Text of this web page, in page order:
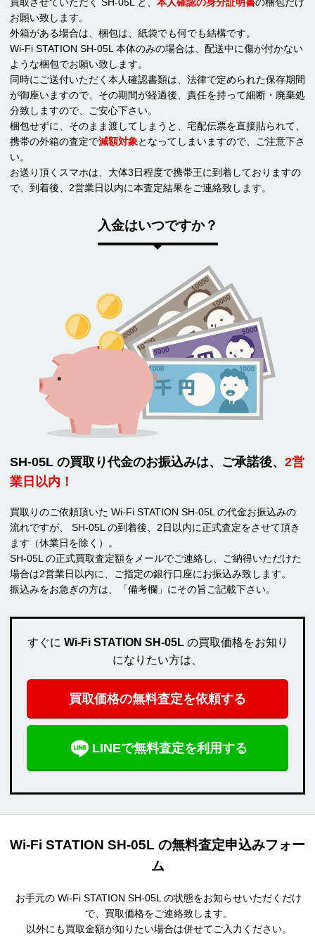
お願い致します。
外箱がある場合は、梱包は、紙袋でも何でも結構です。
Wi-Fi STATION SH-05L 本体のみの場合は、配送中に傷が付かない
ような梱包でお願い致します。
同時にご送付いただく本人確認書類は、法律で定められた保存期間
が御座いますので、その期間が経過後、責任を持って細断・廃棄処
分致しますので、ご安心下さい。
梱包せずに、そのまま渡してしまうと、宅配伝票を直接貼られて、
携帯の外箱の査定で減額対象となってしまいますので、ご注意下さ
い。
お送り頂くスマホは、大体3日程度で携帯王に到着しておりますの
で、到着後、2営業日以内に本査定結果をご連絡致します。
入金はいつですか？
SH-05L の買取り代金のお振込みは、ご承諾後、 2営
業日以内！
買取りのご依頼頂いた Wi-Fi STATION SH-05L の代金お振込みの
流れですが、 SH-05L の到着後、2日以内に正式査定をさせて頂き
ます（休業日を除く）。
SH-05L の正式買取査定額をメールでご連絡し、ご納得いただけた
場合は2営業日以内に、ご指定の銀行口座にお振込み致します。
振込みをお急ぎの方は、「備考欄」にその旨ご記載下さい。
すぐに Wi-Fi STATION SH-05L の買取価格をお知り
になりたい方は、
買取価格の無料査定を依頼する
LINEで無料査定を利用する
Wi-Fi STATION SH-05L の無料査定申込みフォー
ム
お手元の Wi-Fi STATION SH-05L の状態をお知らせいただくだけ
で、買取価格をご連絡致します。
以外にも買取金額が知りたい場合は併せてご入力ください。